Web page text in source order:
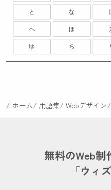
と
な
へ
ほ
ゆ
ら
ホーム 用語集 Webデザイン
無料のWeb制
「ウィ